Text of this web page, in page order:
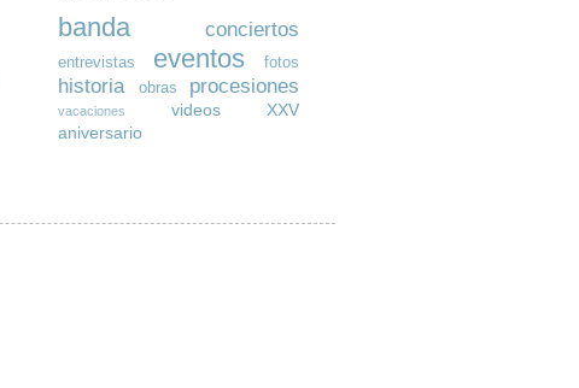
banda conciertos
entrevistas eventos fotos
historia obras procesiones
vacaciones videos
XXV
aniversario